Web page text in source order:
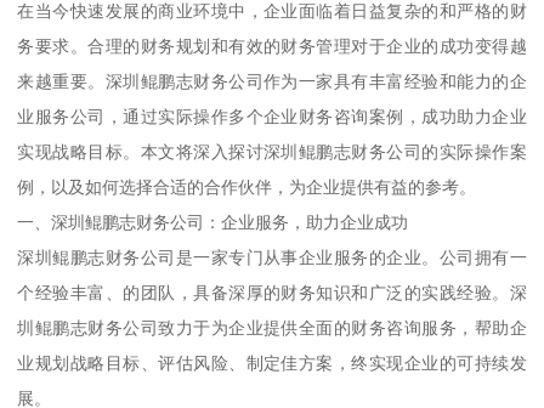
在当今快速发展的商业环境中，企业面临着日益复杂的和严格的财
务要求。合理的财务规划和有效的财务管理对于企业的成功变得越
来越重要。深圳鲲鹏志财务公司作为一家具有丰富经验和能力的企
业服务公司，通过实际操作多个企业财务咨询案例，成功助力企业
实现战略目标。本文将深入探讨深圳鲲鹏志财务公司的实际操作案
例，以及如何选择合适的合作伙伴，为企业提供有益的参考。
一、深圳鲲鹏志财务公司：企业服务，助力企业成功
深圳鲲鹏志财务公司是一家专门从事企业服务的企业。公司拥有一
个经验丰富、的团队，具备深厚的财务知识和广泛的实践经验。深
圳鲲鹏志财务公司致力于为企业提供全面的财务咨询服务，帮助企
业规划战略目标、评估风险、制定佳方案，终实现企业的可持续发
展。